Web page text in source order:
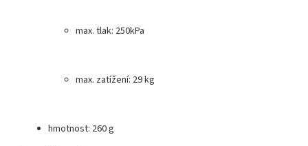
max. tlak: 250kPa
max. zatížení: 29 kg
hmotnost: 260 g